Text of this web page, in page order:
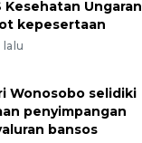
Kesehatan Ungaran
kepesertaan
lalu
Wonosobo selidiki
penyimpangan
bansos